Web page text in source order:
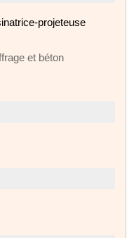
projeteuse
et béton